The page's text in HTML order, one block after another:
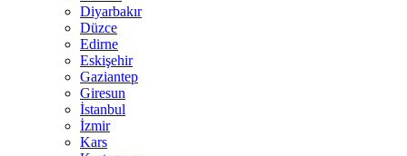
Diyarbakır
Düzce
Edirne
Eskişehir
Gaziantep
Giresun
İstanbul
İzmir
Kars